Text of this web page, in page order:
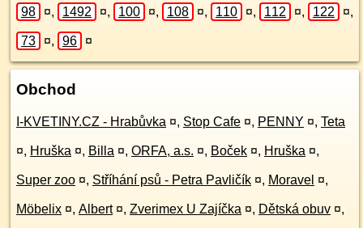
98 ¤, 1492 ¤, 100 ¤, 108 ¤, 110 ¤, 112 ¤, 122 ¤,
73 ¤, 96 ¤
Obchod
I-KVETINY.CZ - Hrabůvka ¤, Stop Cafe ¤, PENNY ¤, Teta
¤, Hruška ¤, Billa ¤, ORFA, a.s. ¤, Boček ¤, Hruška ¤,
Super zoo ¤, Stříhání psů - Petra Pavličík ¤, Moravel ¤,
Möbelix ¤, Albert ¤, Zverimex U Zajíčka ¤, Dětská obuv ¤,